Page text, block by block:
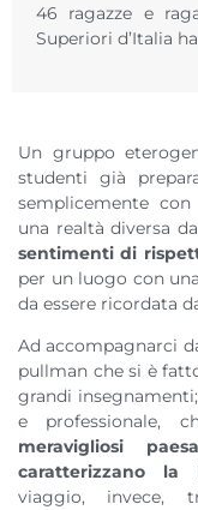
46 ragazze e
Superiori d’Italia
Un gruppo
studenti già
semplicemente
una realtà diversa
sentimenti di
per un luogo con
da essere ricordata
Ad accompagnarci
pullman che si è
grandi
e professionale,
meravigliosi
caratterizzano la
viaggio, invece,